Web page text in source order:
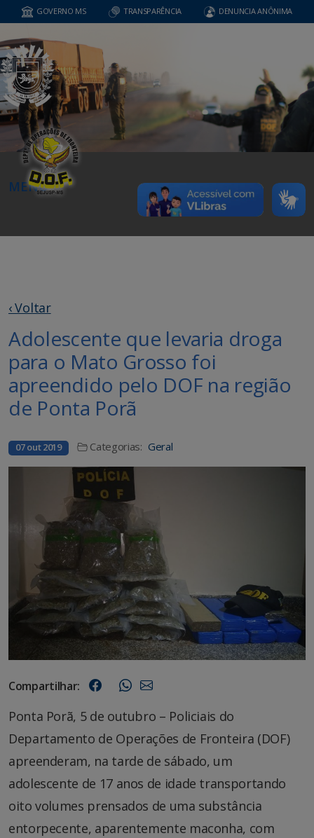
GOVERNO MS TRANSPARÊNCIA DENUNCIA ANÔNIMA
MENU
‹ Voltar
Adolescente que levaria droga
para o Mato Grosso foi
apreendido pelo DOF na região
de Ponta Porã
07 out 2019 Categorias: Geral
Compartilhar:
Ponta Porã, 5 de outubro – Policiais do
Departamento de Operações de Fronteira (DOF)
apreenderam, na tarde de sábado, um
adolescente de 17 anos de idade transportando
oito volumes prensados de uma substância
entorpecente, aparentemente maconha, com